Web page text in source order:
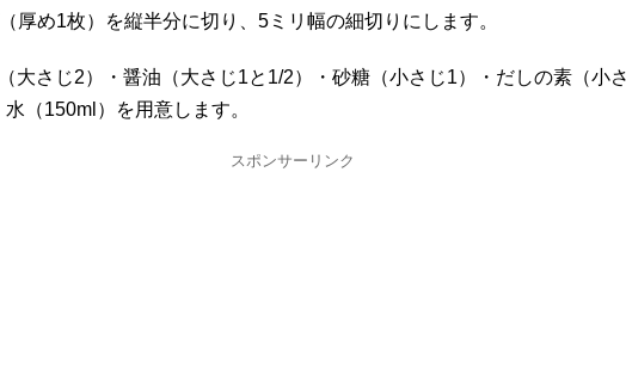
厚め1枚）を縦半分に切り、5ミリ幅の細切りにします。
水（150ml）を用意します。
スポンサーリンク